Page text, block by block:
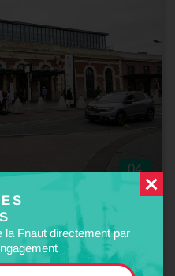
la Fnaut directement par
04
2024
Mantes de la LNPN et
de la LNPN et note sur la